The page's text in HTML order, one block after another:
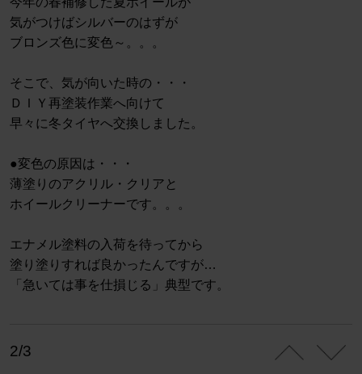
気がつけばシルバーのはずが
ブロンズ色に変色～。。。
そこで、気が向いた時の・・・
ＤＩＹ再塗装作業へ向けて
早々に冬タイヤへ交換しました。
●変色の原因は・・・
薄塗りのアクリル・クリアと
ホイールクリーナーです。。。
エナメル塗料の入荷を待ってから
塗り塗りすれば良かったんですが…
「急いては事を仕損じる」典型です。
2/3